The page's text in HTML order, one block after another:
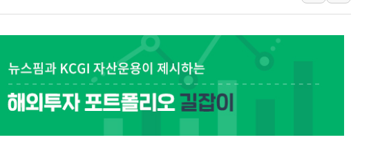
인천시 광복절 현수막 '태극기
병무청, 보충역 전면 손질… 예
홈플러스發 대형마트 판매,